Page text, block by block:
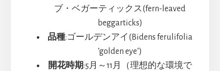
ブ・ベガーティックス(fern-leaved
beggarticks)
品種:ゴールデンアイ(Bidens ferulifolia
’golden eye’)
開花時期:5月～11月（理想的な環境で